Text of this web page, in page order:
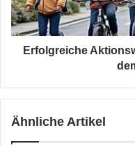
dem
Schulweg
Erfolgreiche
Ähnliche Artikel